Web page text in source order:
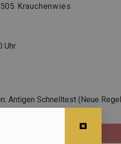
Krauchenwies
Uhr
Antigen Schnelltest (Neue